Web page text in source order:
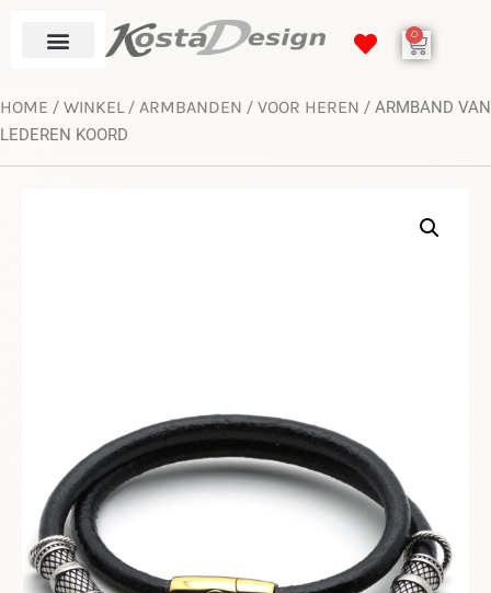
0
HOME / WINKEL/ ARMBANDEN / VOOR HEREN / ARMBAND VAN
LEDEREN KOORD